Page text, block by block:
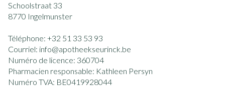
Schoolstraat 33
8770 Ingelmunster
Téléphone: +32 51 33 53 93
Courriel: info@apotheekseurinck.be
Numéro de licence: 360704
Pharmacien responsable: Kathleen Persyn
Numéro TVA: BE0419928044